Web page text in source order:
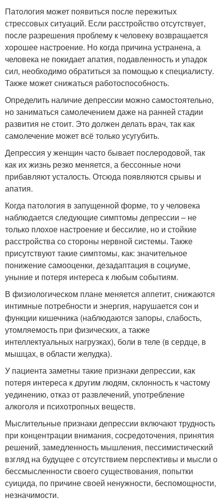
Патология может появиться после пережитых
стрессовых ситуаций. Если расстройство отсутствует,
после разрешения проблему к человеку возвращается
хорошее настроение. Но когда причина устранена, а
человека не покидает апатия, подавленность и упадок
сил, необходимо обратиться за помощью к специалисту.
Также может снижаться работоспособность.
Определить наличие депрессии можно самостоятельно,
но заниматься самолечением даже на ранней стадии
развития не стоит. Это должен делать врач, так как
самолечение может всё только усугубить.
Депрессия у женщин часто бывает послеродовой, так
как их жизнь резко меняется, а бессонные ночи
прибавляют усталость. Отсюда появляются срывы и
апатия.
Когда патология в запущенной форме, то у человека
наблюдается следующие симптомы депрессии – не
только плохое настроение и бессилие, но и стойкие
расстройства со стороны нервной системы. Также
присутствуют такие симптомы, как: значительное
понижение самооценки, дезадаптация в социуме,
уныние и потеря интереса к любым событиям.
В физиологическом плане меняется аппетит, снижаются
интимные потребности и энергия, нарушается сон и
функции кишечника (наблюдаются запоры, слабость,
утомляемость при физических, а также
интеллектуальных нагрузках), боли в теле (в сердце, в
мышцах, в области желудка).
У пациента заметны такие признаки депрессии, как
потеря интереса к другим людям, склонность к частому
уединению, отказ от развлечений, употребление
алкоголя и психотропных веществ.
Мыслительные признаки депрессии включают трудность
при концентрации внимания, сосредоточения, принятия
решений, замедленность мышления, пессимистический
взгляд на будущее с отсутствием перспективы и мысли о
бессмысленности своего существования, попытки
суицида, по причине своей ненужности, беспомощности,
незначимости.